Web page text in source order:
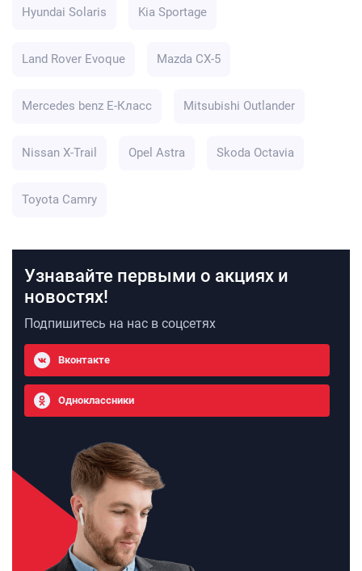
Hyundai Solaris Kia Sportage
Land Rover Evoque Mazda CX-5
Mercedes benz E-Класс Mitsubishi Outlander
Nissan X-Trail Opel Astra Skoda Octavia
Toyota Camry
Узнавайте первыми о акциях и
новостях!
Подпишитесь на нас в соцсетях
Вконтакте
Одноклассники